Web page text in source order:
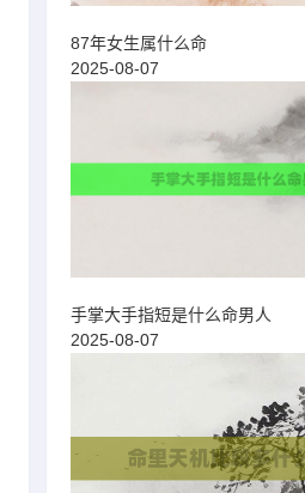
87年女生属什么命
2025-08-07
手掌大手指短是什么命男人
2025-08-07